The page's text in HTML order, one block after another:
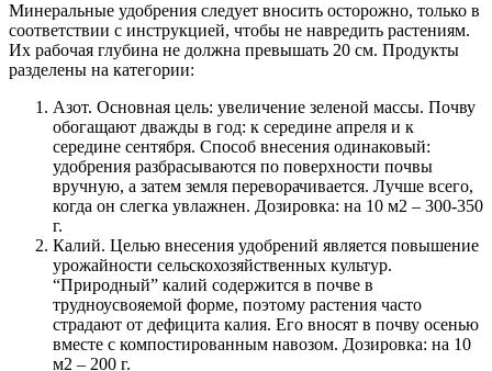
Минеральные удобрения следует вносить осторожно, только в
соответствии с инструкцией, чтобы не навредить растениям.
Их рабочая глубина не должна превышать 20 см. Продукты
разделены на категории:
Азот. Основная цель: увеличение зеленой массы. Почву
обогащают дважды в год: к середине апреля и к
середине сентября. Способ внесения одинаковый:
удобрения разбрасываются по поверхности почвы
вручную, а затем земля переворачивается. Лучше всего,
когда он слегка увлажнен. Дозировка: на 10 м2 – 300-350
г.
Калий. Целью внесения удобрений является повышение
урожайности сельскохозяйственных культур.
“Природный” калий содержится в почве в
трудноусвояемой форме, поэтому растения часто
страдают от дефицита калия. Его вносят в почву осенью
вместе с компостированным навозом. Дозировка: на 10
м2 – 200 г.